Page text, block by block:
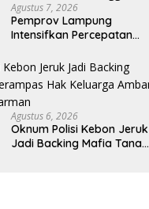
Agustus 7, 2026
Pemprov Lampung
Intensifkan Percepatan
Tuberkulosis di
Tanggamus
Agustus 6, 2026
Oknum Polisi Kebon Jeruk
Jadi Backing Mafia Tanah